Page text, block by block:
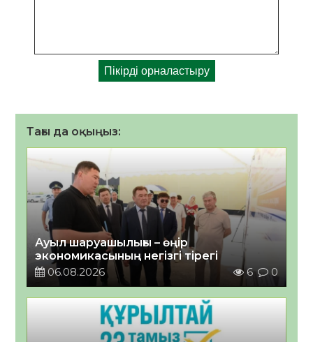
Тағы да оқыңыз:
Ауыл шаруашылығы – өңір
экономикасының негізгі тірегі
06.08.2026
6 0